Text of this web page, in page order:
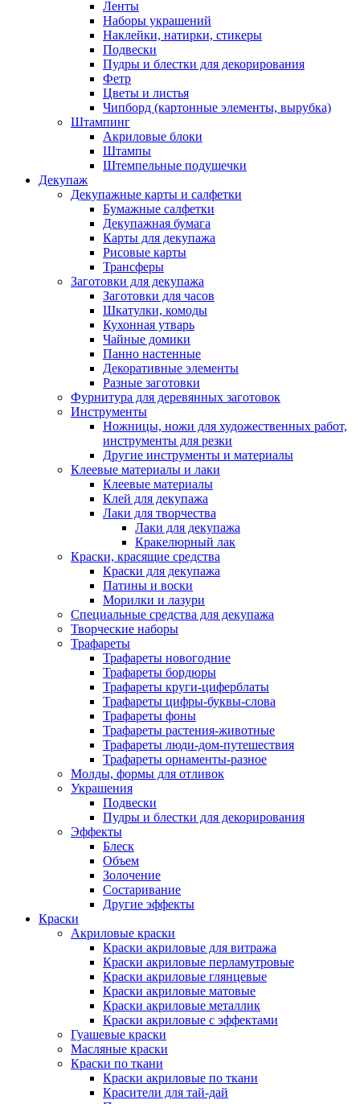
Ленты
Наборы украшений
Наклейки, натирки, стикеры
Подвески
Пудры и блестки для декорирования
Фетр
Цветы и листья
Чипборд (картонные элементы, вырубка)
Штампинг
Акриловые блоки
Штампы
Штемпельные подушечки
Декупаж
Декупажные карты и салфетки
Бумажные салфетки
Декупажная бумага
Карты для декупажа
Рисовые карты
Трансферы
Заготовки для декупажа
Заготовки для часов
Шкатулки, комоды
Кухонная утварь
Чайные домики
Панно настенные
Декоративные элементы
Разные заготовки
Фурнитура для деревянных заготовок
Инструменты
Ножницы, ножи для художественных работ,
инструменты для резки
Другие инструменты и материалы
Клеевые материалы и лаки
Клеевые материалы
Клей для декупажа
Лаки для творчества
Лаки для декупажа
Кракелюрный лак
Краски, красящие средства
Краски для декупажа
Патины и воски
Морилки и лазури
Специальные средства для декупажа
Творческие наборы
Трафареты
Трафареты новогодние
Трафареты бордюры
Трафареты круги-циферблаты
Трафареты цифры-буквы-слова
Трафареты фоны
Трафареты растения-животные
Трафареты люди-дом-путешествия
Трафареты орнаменты-разное
Молды, формы для отливок
Украшения
Подвески
Пудры и блестки для декорирования
Эффекты
Блеск
Объем
Золочение
Состаривание
Другие эффекты
Краски
Акриловые краски
Краски акриловые для витража
Краски акриловые перламутровые
Краски акриловые глянцевые
Краски акриловые матовые
Краски акриловые металлик
Краски акриловые с эффектами
Гуашевые краски
Масляные краски
Краски по ткани
Краски акриловые по ткани
Красители для тай-дай